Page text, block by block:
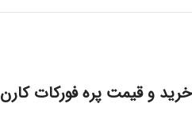
خرید و قیمت پره فورکات کارن 20 عدد ساشه 16 گرمی باطعم پرتقالی